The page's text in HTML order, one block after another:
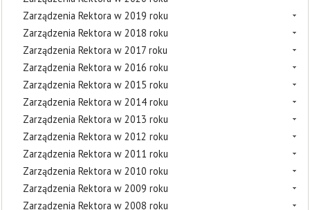
Zarządzenia Rektora w 2019 roku
Zarządzenia Rektora w 2018 roku
Zarządzenia Rektora w 2017 roku
Zarządzenia Rektora w 2016 roku
Zarządzenia Rektora w 2015 roku
Zarządzenia Rektora w 2014 roku
Zarządzenia Rektora w 2013 roku
Zarządzenia Rektora w 2012 roku
Zarządzenia Rektora w 2011 roku
Zarządzenia Rektora w 2010 roku
Zarządzenia Rektora w 2009 roku
Zarządzenia Rektora w 2008 roku